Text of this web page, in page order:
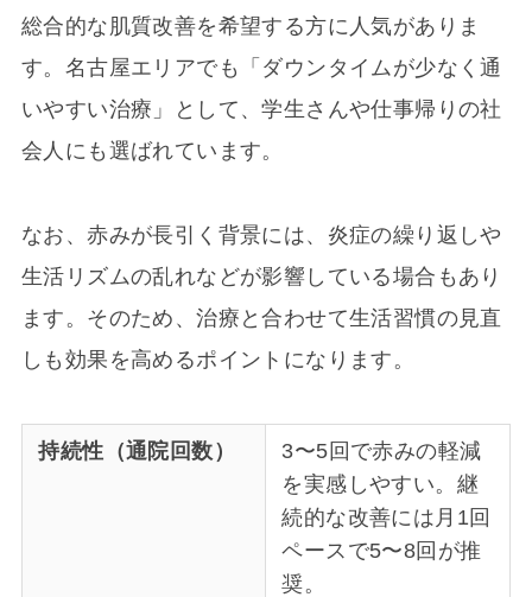
総合的な肌質改善を希望する方に人気がありま
す。名古屋エリアでも「ダウンタイムが少なく通
いやすい治療」として、学生さんや仕事帰りの社
会人にも選ばれています。
なお、赤みが長引く背景には、炎症の繰り返しや
生活リズムの乱れなどが影響している場合もあり
ます。そのため、治療と合わせて生活習慣の見直
しも効果を高めるポイントになります。
持続性（通院回数）
3〜5回で赤みの軽減
を実感しやすい。継
続的な改善には月1回
ペースで5〜8回が推
奨。